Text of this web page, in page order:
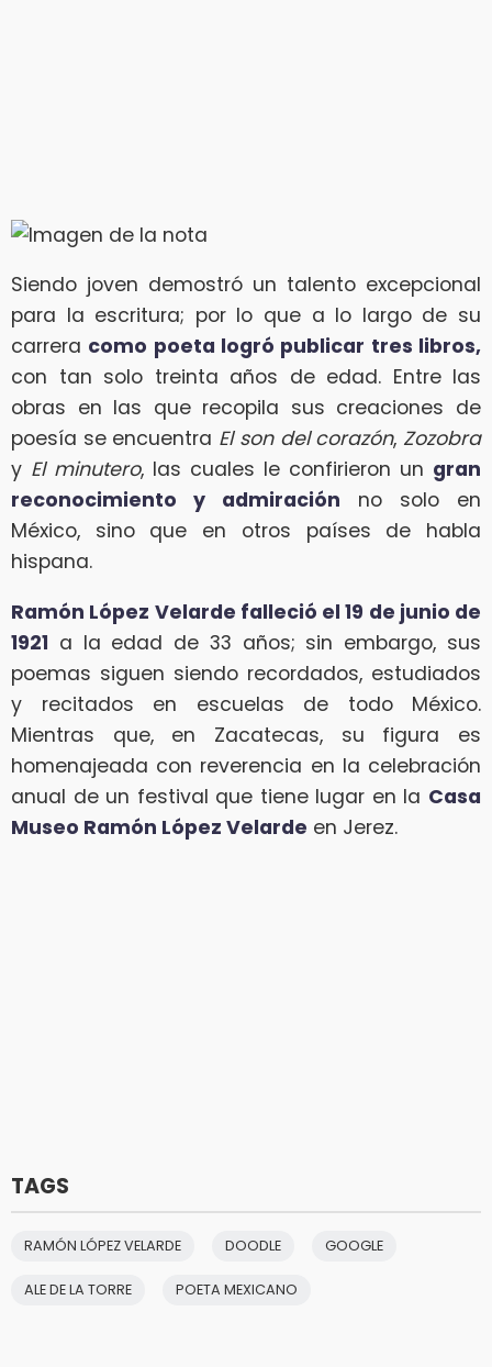
Siendo joven demostró un talento excepcional
para la escritura; por lo que a lo largo de su
carrera como poeta logró publicar tres libros,
con tan solo treinta años de edad. Entre las
obras en las que recopila sus creaciones de
poesía se encuentra El son del corazón, Zozobra
y El minutero, las cuales le confirieron un gran
reconocimiento y admiración no solo en
México, sino que en otros países de habla
hispana.
Ramón López Velarde falleció el 19 de junio de
1921 a la edad de 33 años; sin embargo, sus
poemas siguen siendo recordados, estudiados
y recitados en escuelas de todo México.
Mientras que, en Zacatecas, su figura es
homenajeada con reverencia en la celebración
anual de un festival que tiene lugar en la Casa
Museo Ramón López Velarde en Jerez.
TAGS
RAMÓN LÓPEZ VELARDE DOODLE GOOGLE
ALE DE LA TORRE POETA MEXICANO